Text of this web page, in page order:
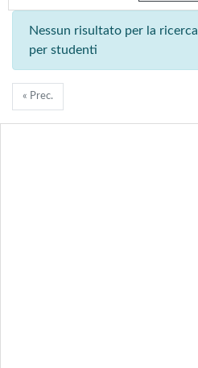
Nessun risultato per la ricerca
per studenti
« Prec.